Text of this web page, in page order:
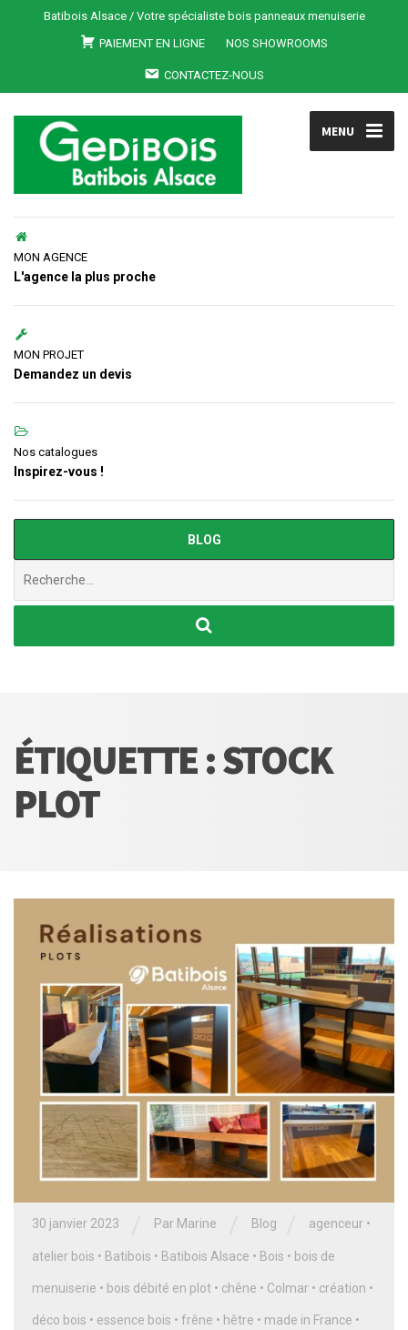
Batibois Alsace / Votre spécialiste bois panneaux menuiserie
PAIEMENT EN LIGNE
NOS SHOWROOMS
CONTACTEZ-NOUS
MENU
MON AGENCE
L'agence la plus proche
MON PROJET
Demandez un devis
Nos catalogues
Inspirez-vous !
BLOG
ÉTIQUETTE :STOCK
PLOT
30 janvier 2023 Par Marine Blog agenceur •
atelier bois • Batibois • Batibois Alsace • Bois • bois de
menuiserie • bois débité en plot • chêne • Colmar • création •
déco bois • essence bois • frêne • hêtre • made in France •